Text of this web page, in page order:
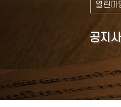
열린마
공지